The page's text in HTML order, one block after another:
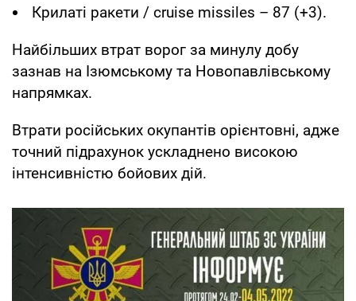
Крилаті ракети / cruise missiles – 87 (+3).
Найбільших втрат ворог за минулу добу
зазнав на Ізюмському та Новопавлівському
напрямках.
Втрати російських окупантів орієнтовні, адже
точний підрахунок ускладнено високою
інтенсивністю бойових дій.